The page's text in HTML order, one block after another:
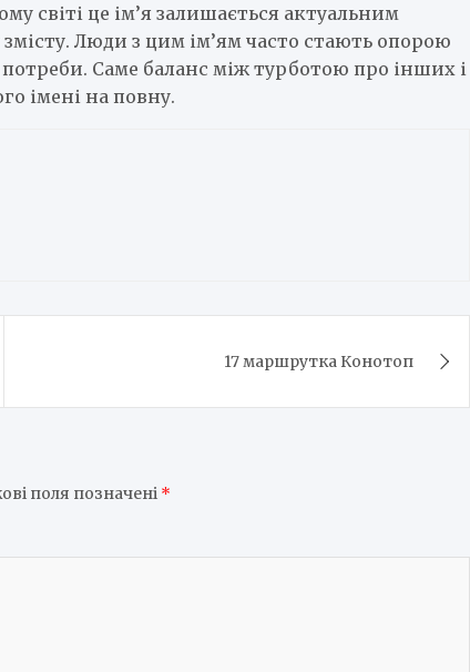
світі це ім’я залишається актуальним
Люди з цим ім’ям часто стають опорою
Саме баланс між турботою про інших і
імені на повну.
17 маршрутка Конотоп
поля позначені *